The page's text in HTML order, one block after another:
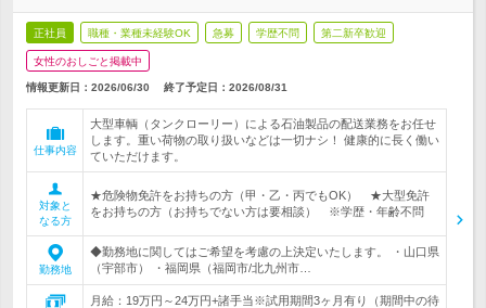
正社員 職種・業種未経験OK 急募 学歴不問 第二新卒歓迎
女性のおしごと掲載中
情報更新日：2026/06/30 終了予定日： 2026/08/31
仕事内容
大型車輌（タンクローリー）による石油製品の配送業務をお任せ
します。重い荷物の取り扱いなどは一切ナシ！ 健康的に長く働い
ていただけます。
対象と
なる方
★危険物免許をお持ちの方（甲・乙・丙でもOK） ★大型免許
をお持ちの方（お持ちでない方は要相談） ※学歴・年齢不問
勤務地
◆勤務地に関してはご希望を考慮の上決定いたします。 ・山口県
（宇部市） ・福岡県（福岡市/北九州市…
月給：19万円～24万円+諸手当※試用期間3ヶ月有り（期間中の待